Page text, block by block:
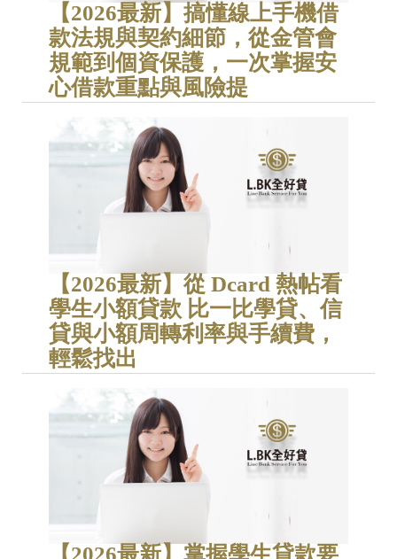
【2026最新】搞懂線上手機借
款法規與契約細節，從金管會
規範到個資保護，一次掌握安
心借款重點與風險提
【2026最新】從 Dcard 熱帖看
學生小額貸款 比一比學貸、信
貸與小額周轉利率與手續費，
輕鬆找出
【2026最新】掌握學生貸款要